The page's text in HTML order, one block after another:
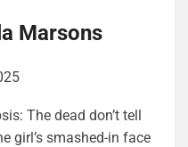
Marsons
The dead don’t tell
girl’s smashed-in face